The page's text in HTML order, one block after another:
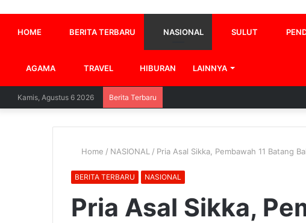
HOME BERITA TERBARU NASIONAL SULUT
AGAMA TRAVEL HIBURAN LAINNYA
Kamis, Agustus 6 2026 Berita Terbaru
Home / NASIONAL / Pria Asal Sikka, Pembawah 11 Batang
BERITA TERBARU NASIONAL
Pria Asal Sikka,